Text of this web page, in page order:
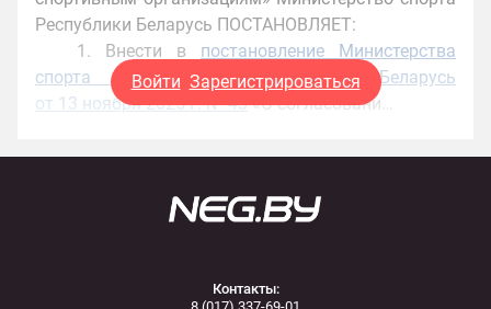
Республики Беларусь ПОСТАНОВЛЯЕТ:
1. Внести в постановление Министерства
спорта и туризма Республики Беларусь
от 13 ноября 2025 г. № 43«О согласовани…
Войти Зарегистрироваться
Контакты: